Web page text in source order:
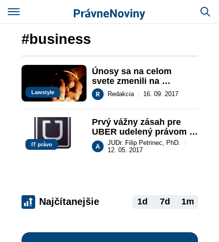
#business
Lawstyle
Únosy sa na celom
svete zmenili na
business
Redakcia 16. 09. 2017
IT právo
Prvý vážny zásah pre
UBER udelený právom
EÚ JUDr. Filip Petrinec, PhD.
12. 05. 2017
Najčítanejšie 1d 7d 1m